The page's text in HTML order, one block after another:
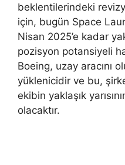
beklentilerindeki
için, bugün Space
Nisan 2025’e kadar
pozisyon potansiyeli
Boeing, uzay aracını
yüklenicidir ve bu,
ekibin yaklaşık
olacaktır.